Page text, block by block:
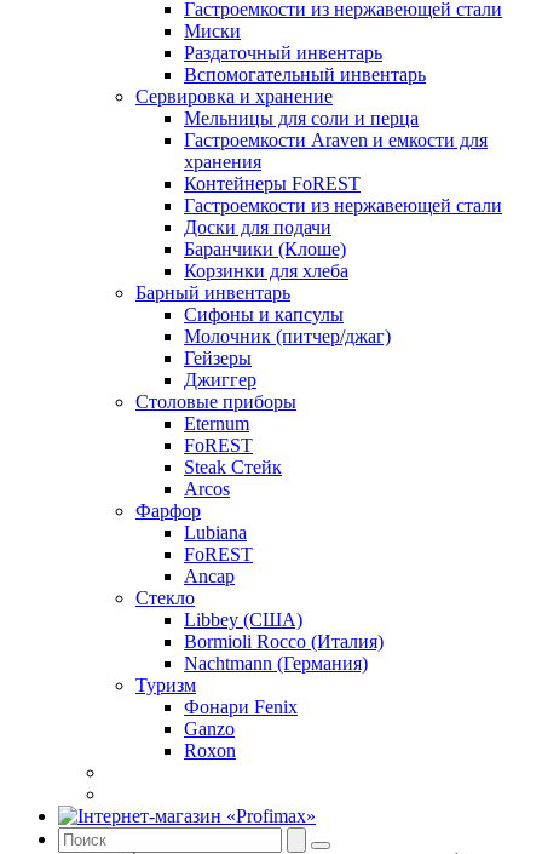
Гастроемкости из нержавеющей стали
Миски
Раздаточный инвентарь
Вспомогательный инвентарь
Сервировка и хранение
Мельницы для соли и перца
Гастроемкости Araven и емкости для
хранения
Контейнеры FoREST
Гастроемкости из нержавеющей стали
Доски для подачи
Баранчики (Клоше)
Корзинки для хлеба
Барный инвентарь
Сифоны и капсулы
Молочник (питчер/джаг)
Гейзеры
Джиггер
Столовые приборы
Eternum
FoREST
Steak Стейк
Arcos
Фарфор
Lubiana
FoREST
Ancap
Стекло
Libbey (США)
Bormioli Rocco (Италия)
Nachtmann (Германия)
Туризм
Фонари Fenix
Ganzo
Roxon